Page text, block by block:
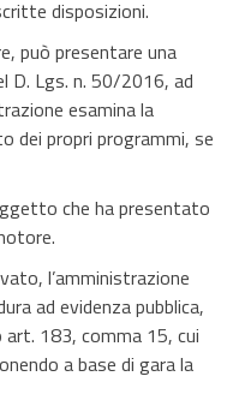
disposizioni.
può presentare una
D. Lgs. n. 50/2016, ad
esamina la
dei propri programmi, se
che ha presentato
l’amministrazione
ad evidenza pubblica,
183, comma 15, cui
a base di gara la